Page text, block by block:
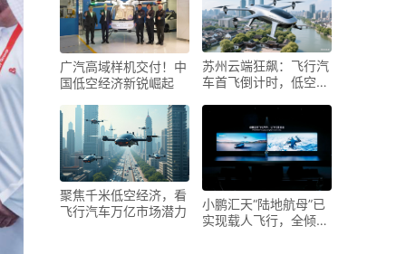
广汽高域样机交付！中
国低空经济新锐崛起
苏州云端狂飙：飞行汽
车首飞倒计时，低空经
聚焦千米低空经济，看
飞行汽车万亿市场潜力
小鹏汇天“陆地航母”已
实现载人飞行，全倾转